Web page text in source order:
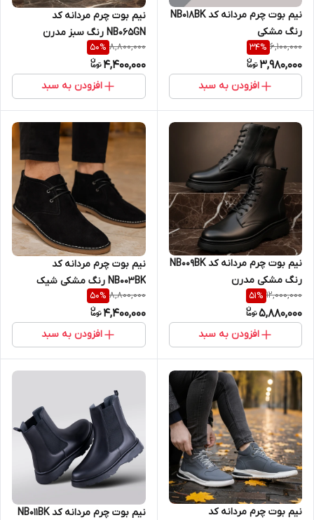
نیم بوت چرم مردانه کد NB018BK
رنگ مشکی
6,100,000
34%
3,980,000
افزودن به سبد
نیم بوت چرم مردانه کد
NB065GN رنگ سبز مدرن
8,800,000
50%
4,400,000
افزودن به سبد
نیم بوت چرم مردانه کد NB009BK
رنگ مشکی مدرن
12,000,000
51%
5,880,000
افزودن به سبد
نیم بوت چرم مردانه کد
NB003BK رنگ مشکی شیک
8,800,000
50%
4,400,000
افزودن به سبد
نیم بوت چرم مردانه کد
نیم بوت چرم مردانه کد NB011BK